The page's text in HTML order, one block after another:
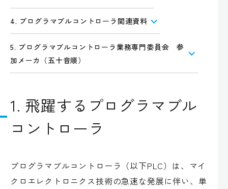
4. プログラマブルコントローラ関連資料
5. プログラマブルコントローラ業務専門委員会 参
加メーカ（五十音順）
1. 飛躍するプログラマブル
コントローラ
プログラマブルコントローラ（以下PLC）は、マイ
クロエレクトロニクス技術の急速な発展に伴い、単